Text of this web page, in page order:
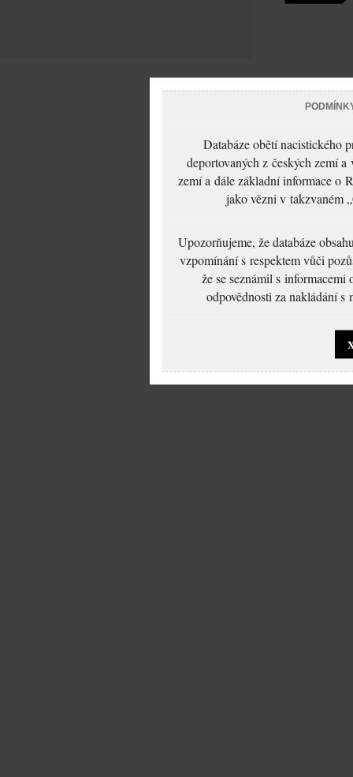
Databáze obětí nacistického
deportovaných z českých zemí
zemí a dále základní informace o
jako vězni v takzvaném
Upozorňujeme, že databáze
vzpomínání s respektem vůči
že se seznámil s
odpovědnosti za nakládání